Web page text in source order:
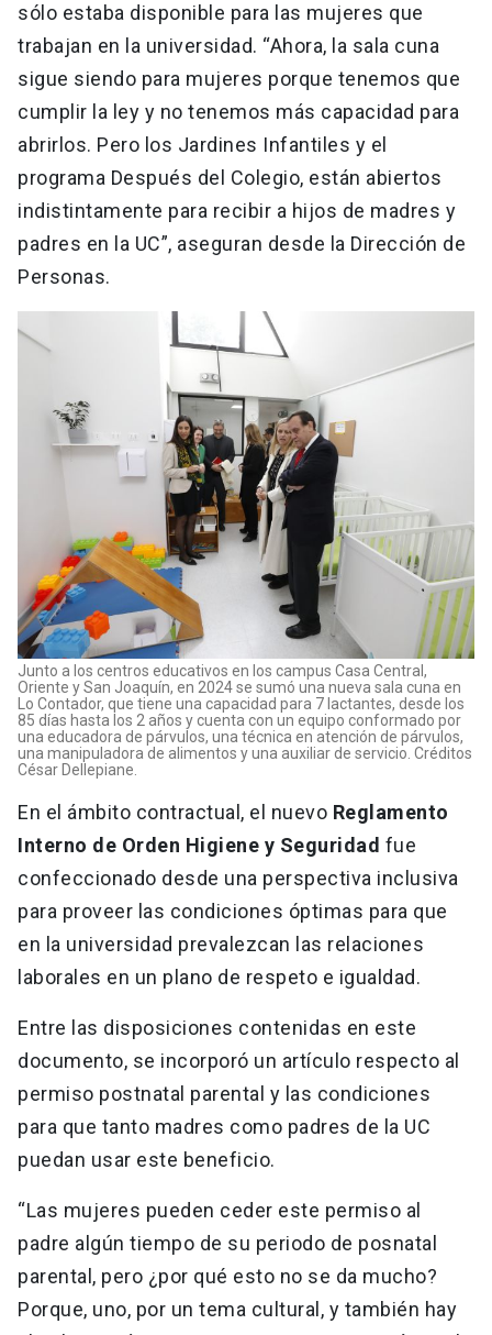
sólo estaba disponible para las mujeres que
trabajan en la universidad. “Ahora, la sala cuna
sigue siendo para mujeres porque tenemos que
cumplir la ley y no tenemos más capacidad para
abrirlos. Pero los Jardines Infantiles y el
programa Después del Colegio, están abiertos
indistintamente para recibir a hijos de madres y
padres en la UC”, aseguran desde la Dirección de
Personas.
Junto a los centros educativos en los campus Casa Central,
Oriente y San Joaquín, en 2024 se sumó una nueva sala cuna en
Lo Contador, que tiene una capacidad para 7 lactantes, desde los
85 días hasta los 2 años y cuenta con un equipo conformado por
una educadora de párvulos, una técnica en atención de párvulos,
una manipuladora de alimentos y una auxiliar de servicio. Créditos
César Dellepiane.
En el ámbito contractual, el nuevo Reglamento
Interno de Orden Higiene y Seguridad fue
confeccionado desde una perspectiva inclusiva
para proveer las condiciones óptimas para que
en la universidad prevalezcan las relaciones
laborales en un plano de respeto e igualdad.
Entre las disposiciones contenidas en este
documento, se incorporó un artículo respecto al
permiso postnatal parental y las condiciones
para que tanto madres como padres de la UC
puedan usar este beneficio.
“Las mujeres pueden ceder este permiso al
padre algún tiempo de su periodo de posnatal
parental, pero ¿por qué esto no se da mucho?
Porque, uno, por un tema cultural, y también hay